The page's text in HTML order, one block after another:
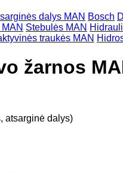
dalys MAN Bosch
Stebulės MAN
traukės MAN
žarnos
atsarginė dalys)